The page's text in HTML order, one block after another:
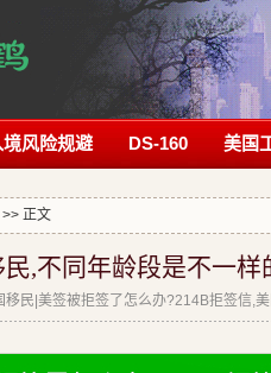
境风险规避 DS-160 美国
>> 正文
,不同年龄段是不一样
移民|美签被拒签了怎么办?214B拒签信,